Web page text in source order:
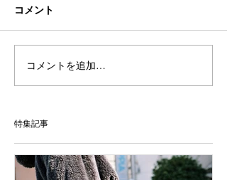
コメント
コメントを追加…
特集記事